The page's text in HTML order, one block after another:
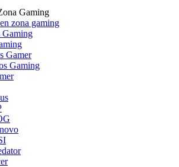
Gaming
zona gaming
Gaming
Gamer
Gaming